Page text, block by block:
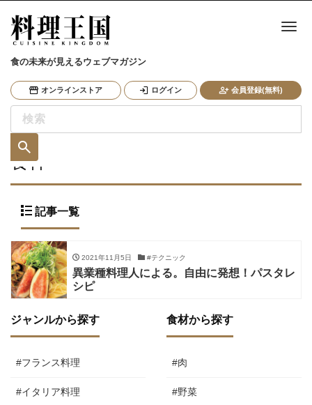
食の未来が見えるウェブマガジン
オンラインストア ログイン 会員登録(無料)
ナ
食幹
記事一覧
2021年11月5日 #テクニック
異業種料理人による。自由に発想！パスタレ
シピ
ジャンルから探す
#フランス料理
#イタリア料理
食材から探す
#肉
#野菜